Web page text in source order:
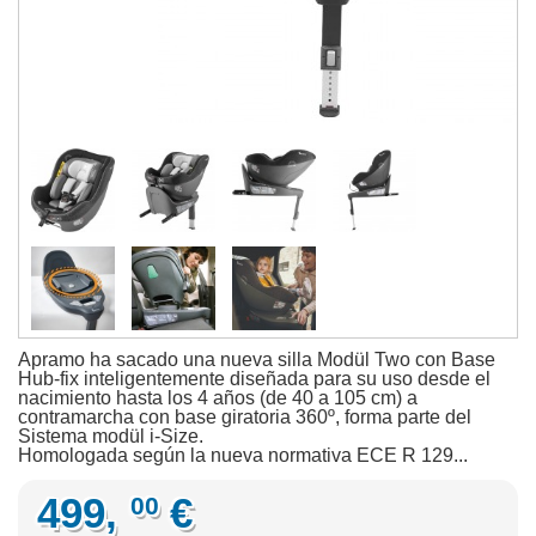
Apramo ha sacado una nueva silla Modül Two con Base
Hub-fix inteligentemente diseñada para su uso desde el
nacimiento hasta los 4 años (de 40 a 105 cm) a
contramarcha con base giratoria 360º, forma parte del
Sistema modül i-Size.
Homologada según la nueva normativa ECE R 129...
499, 00 €